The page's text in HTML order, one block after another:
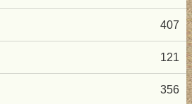
407
121
356